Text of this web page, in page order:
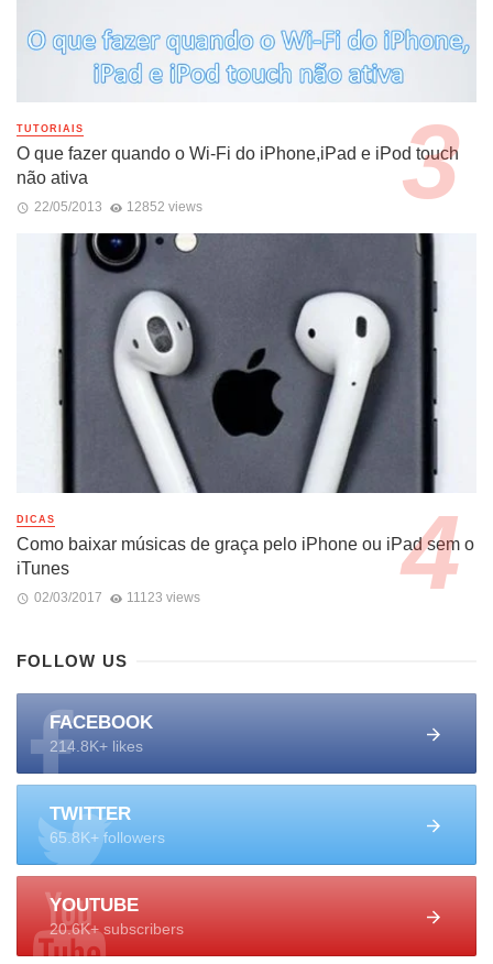
TUTORIAIS
O que fazer quando o Wi-Fi do iPhone,iPad e iPod touch
não ativa
22/05/2013 12852 views
DICAS
Como baixar músicas de graça pelo iPhone ou iPad sem o
iTunes
02/03/2017 11123 views
FOLLOW US
FACEBOOK
214.8K+ likes
TWITTER
65.8K+ followers
YOUTUBE
20.6K+ subscribers